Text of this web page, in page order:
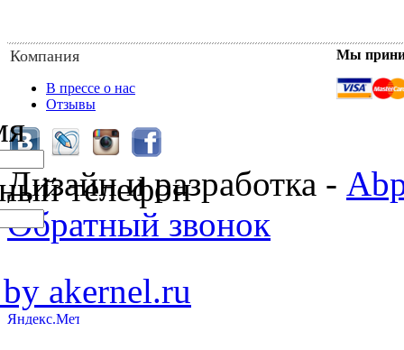
Компания
В прессе о нас
Отзывы
Мы
Дизайн и разработка -
Обратный звонок
телефон
akernel.ru